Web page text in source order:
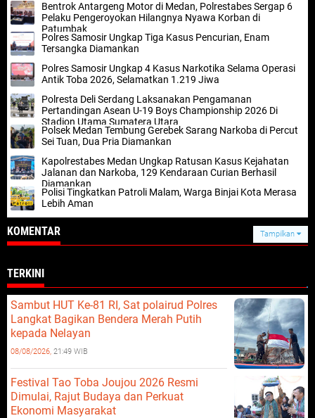
Bentrok Antargeng Motor di Medan, Polrestabes Sergap 6
Pelaku Pengeroyokan Hilangnya Nyawa Korban di
Patumbak
Polres Samosir Ungkap Tiga Kasus Pencurian, Enam
Tersangka Diamankan
Polres Samosir Ungkap 4 Kasus Narkotika Selama Operasi
Antik Toba 2026, Selamatkan 1.219 Jiwa
Polresta Deli Serdang Laksanakan Pengamanan
Pertandingan Asean U-19 Boys Championship 2026 Di
Stadion Utama Sumatera Utara
Polsek Medan Tembung Gerebek Sarang Narkoba di Percut
Sei Tuan, Dua Pria Diamankan
Kapolrestabes Medan Ungkap Ratusan Kasus Kejahatan
Jalanan dan Narkoba, 129 Kendaraan Curian Berhasil
Diamankan
Polisi Tingkatkan Patroli Malam, Warga Binjai Kota Merasa
Lebih Aman
KOMENTAR Tampilkan
TERKINI
Sambut HUT Ke-81 RI, Sat polairud Polres
Langkat Bagikan Bendera Merah Putih
kepada Nelayan
08/08/2026, 21:49 WIB
Festival Tao Toba Joujou 2026 Resmi
Dimulai, Rajut Budaya dan Perkuat
Ekonomi Masyarakat